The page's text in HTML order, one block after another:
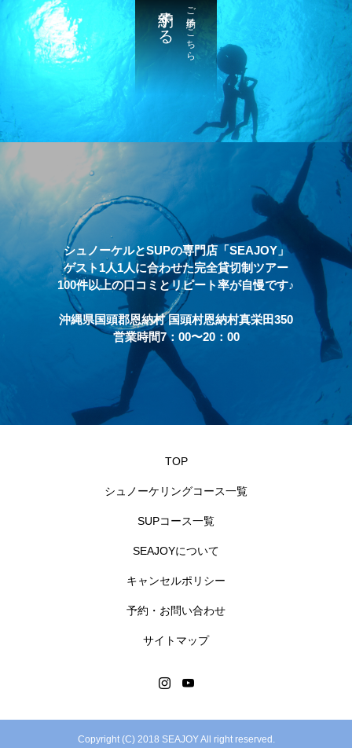
ご予約はこちら
予約する
シュノーケルとSUPの専門店「SEAJOY」
ゲスト1人1人に合わせた完全貸切制ツアー
100件以上の口コミとリピート率が自慢です♪
沖縄県国頭郡恩納村 国頭村恩納村真栄田350
営業時間7：00〜20：00
TOP
シュノーケリングコース一覧
SUPコース一覧
SEAJOYについて
キャンセルポリシー
予約・お問い合わせ
サイトマップ
Copyright (C) 2018 SEAJOY All right reserved.